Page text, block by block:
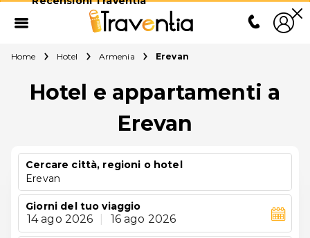
Home Hotel Armenia Erevan
Hotel e appartamenti a
Erevan
Cercare città, regioni o hotel
Erevan
Giorni del tuo viaggio
14 ago 2026 16 ago 2026